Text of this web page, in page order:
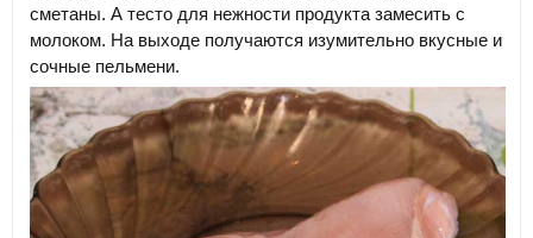
сметаны. А тесто для нежности продукта замесить с
молоком. На выходе получаются изумительно вкусные и
сочные пельмени.